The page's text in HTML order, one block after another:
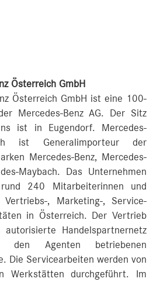
Österreich GmbH
Österreich GmbH ist eine 100-
Mercedes-Benz AG. Der Sitz
ist in Eugendorf. Mercedes-
ist Generalimporteur der
Mercedes-Benz, Mercedes-
Maybach. Das Unternehmen
240 Mitarbeiterinnen und
, Marketing-, Service-
in Österreich. Der Vertrieb
Handelspartnernetz
Agenten betriebenen
Die Servicearbeiten werden von
Werkstätten durchgeführt. Im